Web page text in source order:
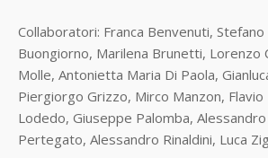
Collaboratori: Franca Benvenuti, Stefano
Buongiorno, Marilena Brunetti, Lorenzo
Molle, Antonietta Maria Di Paola,
Piergiorgo Grizzo, Mirco Manzon, Flavio
Lodedo, Giuseppe Palomba, Alessandro
Pertegato, Alessandro Rinaldini, Luca